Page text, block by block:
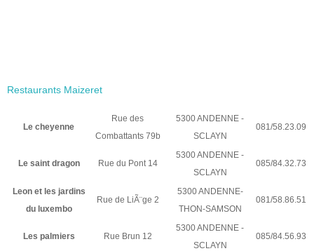
Restaurants Maizeret
Le cheyenne
Rue des
Combattants 79b
5300 ANDENNE -
SCLAYN
081/58.23.09
Le saint dragon Rue du Pont 14
5300 ANDENNE -
SCLAYN
085/84.32.73
Leon et les jardins
du luxembo
Rue de LiÃ¨ge 2
5300 ANDENNE-
THON-SAMSON
081/58.86.51
Les palmiers Rue Brun 12
5300 ANDENNE -
SCLAYN
085/84.56.93